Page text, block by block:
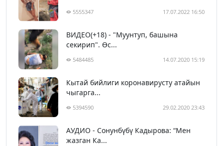
5555347 17.07.2022 16:50
ВИДЕО(+18) - "Муунтуп, башына
секирип". Өс...
5484485 14.07.2020 15:19
Кытай бийлиги коронавирусту атайын
чыгарга...
5394590 29.02.2020 23:43
АУДИО - Сонунбүбү Кадырова: “Мен
жазган Ка...